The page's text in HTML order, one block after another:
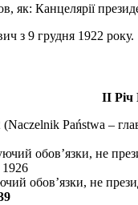
як: Канцелярії
з 9 грудня 1922 року.
II Річ
Państwa –
обов’язки, не
1926
обов’язки, не